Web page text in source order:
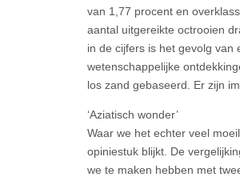
van 1,77 procent en
aantal uitgereikte octrooien
in de cijfers is het gevolg van
wetenschappelijke
los zand gebaseerd. Er zijn
‘Aziatisch wonder’
Waar we het echter veel
opiniestuk blijkt. De
we te maken hebben met